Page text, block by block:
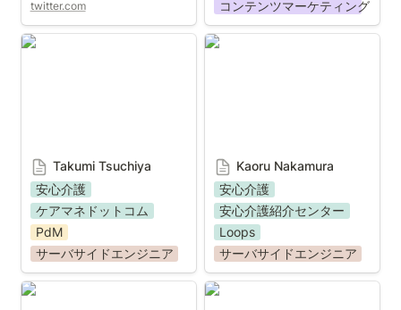
twitter.com
コンテンツマーケティング
Takumi Tsuchiya
Takumi Tsuchiya
安心介護
ケアマネドットコム
PdM
サーバサイドエンジニア
Kaoru Nakamura
Kaoru Nakamura
安心介護
安心介護紹介センター
Loops
サーバサイドエンジニア
Akiya Furukawa Koji Sudo